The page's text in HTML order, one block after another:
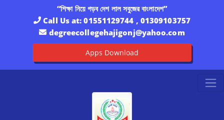
“শিক্ষা নিয়ে গড়ব দেশ লাল সবুজের বাংলাদেশ”
Call Us at:01551129744 , 01309103757
degreecollegehajigonj@yahoo.com
Apps Download